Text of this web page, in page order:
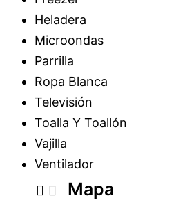
Heladera
Microondas
Parrilla
Ropa Blanca
Televisión
Toalla Y Toallón
Vajilla
Ventilador
Mapa